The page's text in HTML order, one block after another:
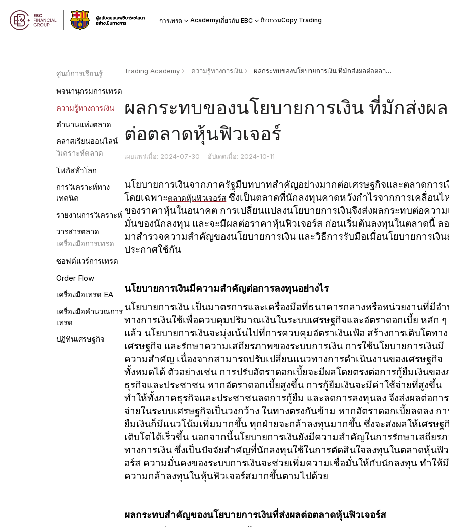
การเทรด Academyเกี่ยวกับ EBC กิจกรรมCopy Trading
ศูนย์การเรียนรู้
พจนานุกรมการเทรด
ความรู้ทางการเงิน
ตำนานแห่งตลาด
คลาสเรียนออนไลน์
วิเคราะห์ตลาด
โฟกัสทั่วโลก
การวิเคราะห์ทาง
เทคนิค
รายงานการวิเคราะห์
วารสารตลาด
เครื่องมือการเทรด
ซอฟต์แวร์การเทรด
Order Flow
เครื่องมือเทรด EA
เครื่องมือคำนวณการ
เทรด
ปฏิทินเศรษฐกิจ
Trading Academy ความรู้ทางการเงิน ผลกระทบของนโยบายการเงิน ที่มักส่งผลต่อตลาดหุ้นฟิวเจอร์
ผลกระทบของนโยบายการเงิน ที่มักส่งผล
ต่อตลาดหุ้นฟิวเจอร์
เผยแพร่เมื่อ: 2024-07-30 อัปเดตเมื่อ: 2024-10-11
นโยบายการเงินจากภาครัฐมีบทบาทสำคัญอย่างมากต่อเศรษฐกิจและตลาดการเ
โดยเฉพาะตลาดหุ้นฟิวเจอร์ส ซึ่งเป็นตลาดที่นักลงทุนคาดหวังกำไรจากการเคลื่อนไ
ของราคาหุ้นในอนาคต การเปลี่ยนแปลงนโยบายการเงินจึงส่งผลกระทบต่อความ
มั่นของนักลงทุน และจะมีผลต่อราคาหุ้นฟิวเจอร์ส ก่อนเริ่มต้นลงทุนในตลาดนี้ ล
มาสำรวจความสำคัญของนโยบายการเงิน และวิธีการรับมือเมื่อนโยบายการเงิ
ประกาศใช้กัน
นโยบายการเงินมีความสำคัญต่อการลงทุนอย่างไร
นโยบายการเงิน เป็นมาตรการและเครื่องมือที่ธนาคารกลางหรือหน่วยงานที่มีอ
ทางการเงินใช้เพื่อควบคุมปริมาณเงินในระบบเศรษฐกิจและอัตราดอกเบี้ย หลัก ๆ
แล้ว นโยบายการเงินจะมุ่งเน้นไปที่การควบคุมอัตราเงินเฟ้อ สร้างการเติบโตทาง
เศรษฐกิจ และรักษาความเสถียรภาพของระบบการเงิน การใช้นโยบายการเงินมี
ความสำคัญ เนื่องจากสามารถปรับเปลี่ยนแนวทางการดำเนินงานของเศรษฐกิจ
ทั้งหมดได้ ตัวอย่างเช่น การปรับอัตราดอกเบี้ยจะมีผลโดยตรงต่อการกู้ยืมเงินขอ
ธุรกิจและประชาชน หากอัตราดอกเบี้ยสูงขึ้น การกู้ยืมเงินจะมีค่าใช้จ่ายที่สูงขึ้น
ทำให้ทั้งภาคธุรกิจและประชาชนลดการกู้ยืม และลดการลงทุนลง จึงส่งผลต่อกา
จ่ายในระบบเศรษฐกิจเป็นวงกว้าง ในทางตรงกันข้าม หากอัตราดอกเบี้ยลดลง ก
ยืมเงินก็มีแนวโน้มเพิ่มมากขึ้น ทุกฝ่ายจะกล้าลงทุนมากขึ้น ซึ่งจะส่งผลให้เศรษฐ
เติบโตได้เร็วขึ้น นอกจากนี้นโยบายการเงินยังมีความสำคัญในการรักษาเสถียร
ทางการเงิน ซึ่งเป็นปัจจัยสำคัญที่นักลงทุนใช้ในการตัดสินใจลงทุนในตลาดหุ้นฟิว
อร์ส ความมั่นคงของระบบการเงินจะช่วยเพิ่มความเชื่อมั่นให้กับนักลงทุน ทำให้
ความกล้าลงทุนในหุ้นฟิวเจอร์สมากขึ้นตามไปด้วย
ผลกระทบสำคัญของนโยบายการเงินที่ส่งผลต่อตลาดหุ้นฟิวเจอร์ส